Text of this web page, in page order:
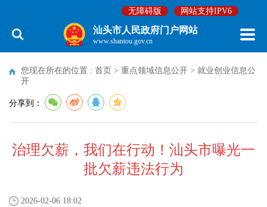
无障碍版 网站支持IPV6
汕头市人民政府门户网站
www.shantou.gov.cn
您现在所在的位置 : 首页 > 重点领域信息公开 > 就业创业信息公
开
分享到：
治理欠薪，我们在行动！汕头市曝光一
批欠薪违法行为
2026-02-06 18:02